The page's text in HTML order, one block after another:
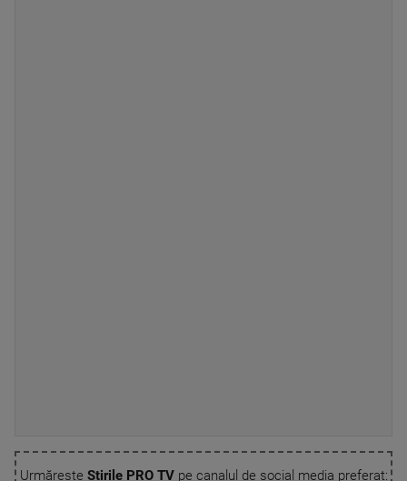
Urmărește Știrile PRO TVpe canalul de social media preferat: